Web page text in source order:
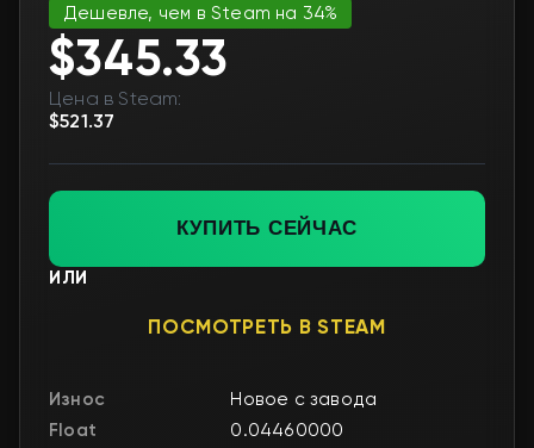
Дешевле, чем в Steam на 34%
$345.33
Цена в Steam:
$521.37
КУПИТЬ СЕЙЧАС
ИЛИ
ПОСМОТРЕТЬ В STEAM
Износ
Новое с завода
Float
0.04460000